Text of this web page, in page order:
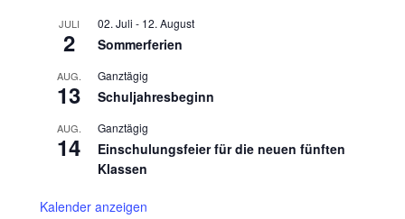
JULI
2
02. Juli - 12. August
Sommerferien
AUG.
13
Ganztägig
Schuljahresbeginn
AUG.
14
Ganztägig
Einschulungsfeier für die neuen fünften
Klassen
Kalender anzeigen